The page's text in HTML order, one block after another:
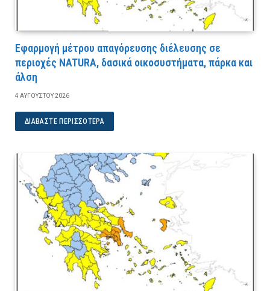
Εφαρμογή μέτρου απαγόρευσης διέλευσης σε
περιοχές NATURA, δασικά οικοσυστήματα, πάρκα και
άλση
4 ΑΥΓΟΎΣΤΟΥ 2026
ΔΙΑΒΆΣΤΕ ΠΕΡΙΣΣΌΤΕΡΑ